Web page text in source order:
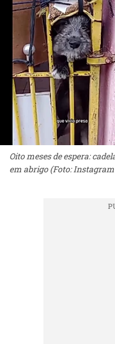
Oito meses de espera:
em abrigo (Foto: